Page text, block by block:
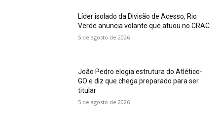
Líder isolado da Divisão de Acesso, Rio
Verde anuncia volante que atuou no CRAC
5 de agosto de 2026
João Pedro elogia estrutura do Atlético-
GO e diz que chega preparado para ser
titular
5 de agosto de 2026